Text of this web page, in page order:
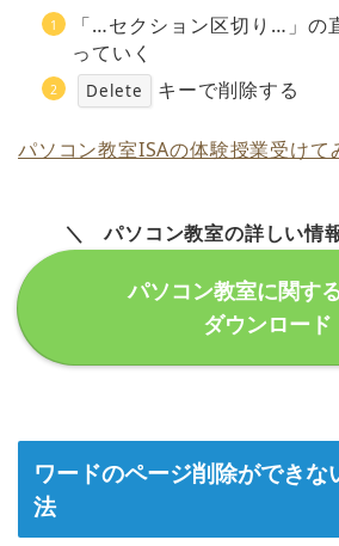
「…セクション区切り…」の
っていく
Delete キーで削除する
パソコン教室ISAの体験授業受けて
＼ パソコン教室の詳しい情
パソコン教室に関す
ダウンロード
ワードのページ削除ができな
法